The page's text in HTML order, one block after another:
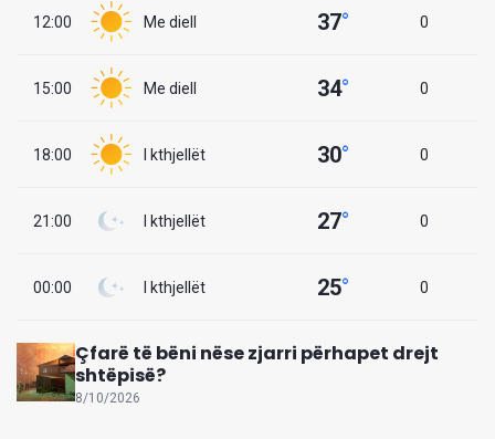
12:00 Me diell 37° 0
15:00 Me diell 34° 0
18:00 I kthjellët 30° 0
21:00 I kthjellët 27° 0
00:00 I kthjellët 25° 0
Çfarë të bëni nëse zjarri përhapet drejt
shtëpisë?
8/10/2026